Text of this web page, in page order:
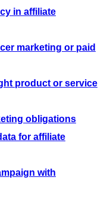
in affiliate
marketing or paid
product or service
obligations
for affiliate
with